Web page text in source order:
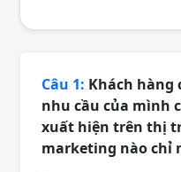
Câu 1: Khách
nhu cầu của mình
xuất hiện trên thị
marketing nào chỉ